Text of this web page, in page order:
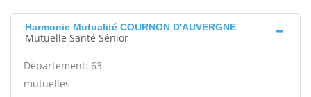
Harmonie Mutualité COURNON D'AUVERGNE
Mutuelle Santé Sénior
Département: 63
mutuelles